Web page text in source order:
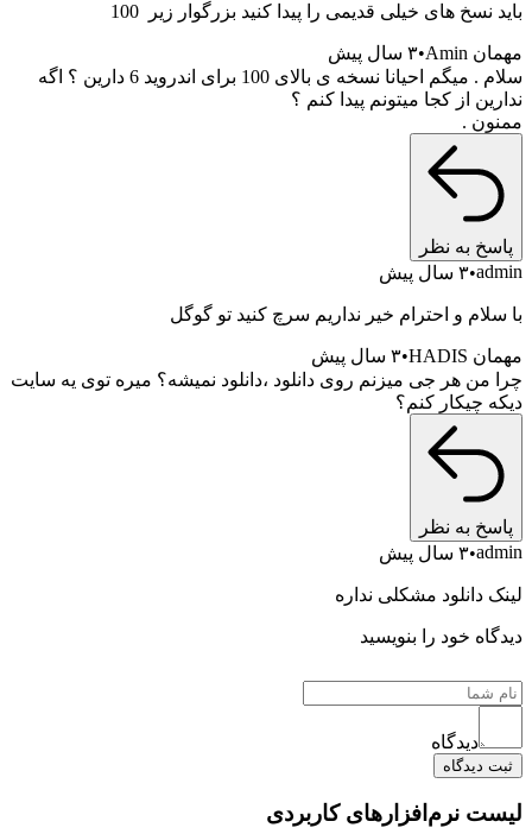
باید نسخ های خیلی قدیمی را پیدا کنید بزرگوار زیر 100
مهمان Amin
۳ سال پیش
سلام . میگم احیانا نسخه ی بالای 100 برای اندروید 6 دارین ؟ اگه
ندارین از کجا میتونم پیدا کنم ؟
ممنون .
پاسخ به نظر
admin ۳ سال پیش
با سلام و احترام خیر نداریم سرچ کنید تو گوگل
مهمان HADIS
۳ سال پیش
چرا من هر جی میزنم روی دانلود ،دانلود نمیشه؟ میره توی یه سایت
دیکه چیکار کنم؟
پاسخ به نظر
admin ۳ سال پیش
لینک دانلود مشکلی نداره
دیدگاه خود را بنویسید
دیدگاه
ثبت دیدگاه
لیست نرم‌افزارهای کاربردی